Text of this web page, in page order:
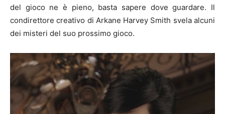
del gioco ne è pieno, basta sapere dove guardare. Il
condirettore creativo di Arkane Harvey Smith svela alcuni
dei misteri del suo prossimo gioco.